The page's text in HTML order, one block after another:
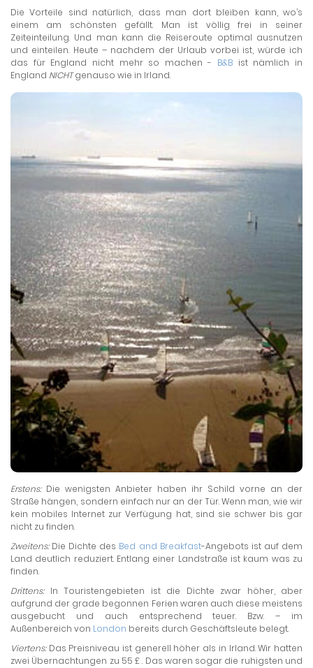
Die Vorteile sind natürlich, dass man dort bleiben kann, wo’s
einem am schönsten gefällt. Man ist völlig frei in seiner
Zeiteinteilung. Und man kann die Reiseroute optimal ausnutzen
und einteilen. Heute – nachdem der Urlaub vorbei ist, würde ich
das für England nicht mehr so machen - B&B ist nämlich in
England NICHTgenauso wie in Irland.
Erstens:Die wenigsten Anbieter haben ihr Schild vorne an der
Straße hängen, sondern einfach nur an der Tür. Wenn man, wie wir
kein mobiles Internet zur Verfügung hat, sind sie schwer bis gar
nicht zu finden.
Zweitens:Die Dichte des Bed and Breakfast-Angebots ist auf dem
Land deutlich reduziert. Entlang einer Landstraße ist kaum was zu
finden.
Drittens:In Touristengebieten ist die Dichte zwar höher, aber
aufgrund der grade begonnen Ferien waren auch diese meistens
ausgebucht und auch entsprechend teuer. Bzw. – im
Außenbereich von London bereits durch Geschäftsleute belegt.
Viertens:Das Preisniveau ist generell höher als in Irland. Wir hatten
zwei Übernachtungen zu 55 £ . Das waren sogar die ruhigsten und